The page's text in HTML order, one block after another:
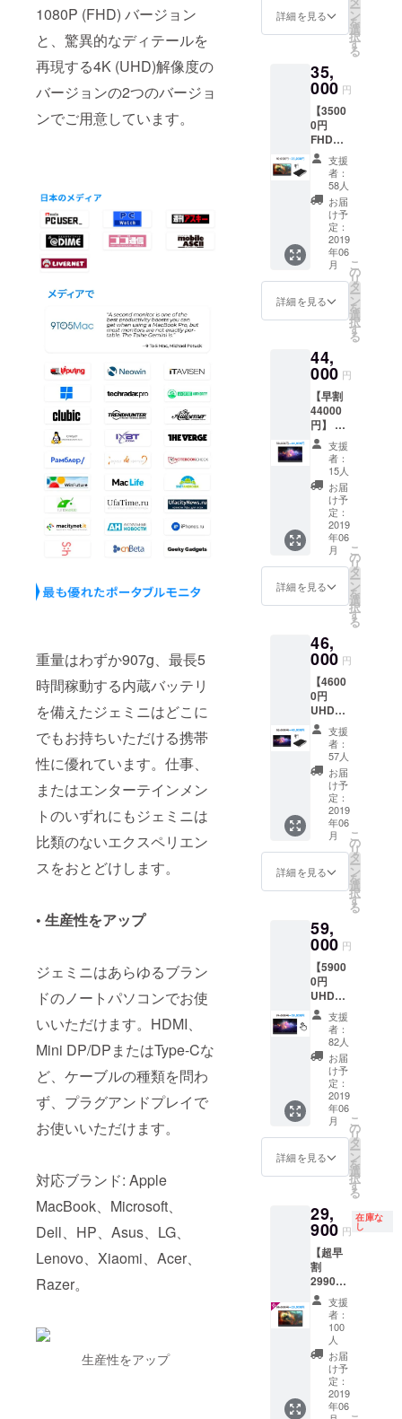
1080P (FHD) バージョン
と、驚異的なディテールを
再現する4K (UHD)解像度の
バージョンの2つのバージョ
ンでご用意しています。
重量はわずか907g、最長5
時間稼動する内蔵バッテリ
を備えたジェミニはどこに
でもお持ちいただける携帯
性に優れています。仕事、
またはエンターテインメン
トのいずれにもジェミニは
比類のないエクスペリエン
スをおとどけします。
• 生産性をアップ
ジェミニはあらゆるブラン
ドのノートパソコンでお使
いいただけます。HDMI、
Mini DP/DPまたはType-Cな
ど、ケーブルの種類を問わ
ず、プラグアンドプレイで
お使いいただけます。
対応ブランド: Apple
MacBook、Microsoft、
Dell、HP、Asus、LG、
Lenovo、Xiaomi、Acer、
Razer。
生産性をアップ
ター ※
送料込
ラー展
開 (ソ
リッド
ブラッ
ク、
ミッド
ナイト
ルー、
スペー
スグ
レー、
ローズ
ゴール
ド) ※色
はプル
ダウン
【クラ
ウド
ディン
グにご
参加の
上での
注意事
項】 ・
企画段
階、プ
ロトタ
イプ作
成段階
の製品
につき
まして
部変更
が加え
られる
可能性
がござ
いま
す。予
めご了
承くだ
さい。
・想定
以上の
ご支援
が集
まった
製造過
程に
完成、
リター
ンの発
送の遅
延が発
生する
可能性
がござ
いま
す。 ・
想定以
上の支
援が集
まり、
上した
場合、
より一
般販売
価格が
変動が
発生す
る可能
性がご
ざいま
す。 上
記数点
を予め
ご了承
のう
え、ご
詳細を見る ー
ン
を
選
択
す
る
35,
000 円
【3500
0円
FHD
セッ
ト】 内
容： ・
解像度
1080P
タッチ
スク
リーン
Gemini
モニ
ター ・
Gemini
ホ対応
HDMI
ケーブ
ル ※送
料込み
※4色の
カラー
展開 (ソ
リッド
ブラッ
ク、
ミッド
ナイト
ルー、
スペー
スグ
ド) ※色
はプル
にてお
選びく
ださい
【クラ
ウド
ファン
ディン
グにご
参加の
上での
注意事
項】 ・
企画段
階、プ
の製品
につき
まして
は、製
品の仕
様に一
部変更
が加え
られる
可能性
がござ
いま
す。予
めご了
承くだ
・想定
以上の
まった
場合、
製造過
程に
よって
は製品
完成、
リター
ンの発
送の遅
延が発
生する
可能性
がござ
支援
者：
58人
お届
け予
定：
2019
年06
月
詳細を見る
こ
の
リ
タ
ー
ン
を
選
択
す
る
44,
000 円
【早割
44000
円】 ・
4K
Gemini
モニ
ター ※
送料込
み ※4色
のカ
ラー展
開 (ソ
リッド
ブラッ
ク、
ブ
ルー、
スペー
スグ
レー、
ローズ
ゴール
ド) ※色
はプル
ダウン
にてお
選びく
ださい
【クラ
ウド
ファン
ディン
注意事
項】 ・
階、プ
ロトタ
イプ作
成段階
の製品
につき
まして
は、製
品の仕
様に一
部変更
が加え
られる
可能性
めご了
承くだ
さい。
・想定
以上の
ご支援
が集
まった
場合、
製造過
程に
よって
は製品
完成、
リター
支援
者：
15人
お届
け予
定：
2019
年06
月
詳細を見る
こ
の
リ
タ
ー
ン
を
選
択
す
る
46,
000 円
【4600
0円
UHD
セッ
ト】 内
容： ・
4K
Gemini
モニ
ター ・
Gemini
ケース
・スマ
ホ対応
HDMI
料込み
※4色の
カラー
展開 (ソ
リッド
ブラッ
ク、
ミッド
ナイト
ブ
ルー、
スペー
スグ
レー、
ローズ
ゴール
ド) ※色
選びく
ださい
ウド
ファン
ディン
グにご
参加の
上での
注意事
項】 ・
企画段
階、プ
ロトタ
イプ作
支援
者：
57人
お届
け予
定：
2019
年06
月
詳細を見る
こ
の
リ
タ
ー
ン
を
選
択
す
る
59,
000 円
【5900
0円
UHD
Pro】
タッチ
スク
リーン
機能付
き解像
度4Kの
Gemini
モニ
ター ※
送料込
み ※4色
開 (ソ
リッド
ブラッ
ク、
ミッド
ナイト
ブ
ルー、
スペー
スグ
レー、
ローズ
ゴール
ド) ※色
はプル
支援
者：
82人
お届
け予
定：
2019
年06
月
詳細を見る
こ
の
リ
タ
ー
ン
を
選
択
す
る
29,
900 円
在庫な
し
【超早
割
29900
円】
タッチ
スク
リーン
機能付
き解像
1080P
支援
者：
100
人
お届
け予
定：
2019
年06